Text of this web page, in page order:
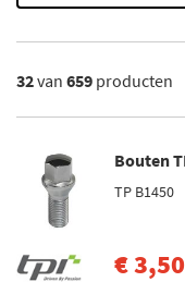
A.741
A.751
×
659Resultaten
Merk
32van 659 producten
Bouten
TP B1450
€ 3,50